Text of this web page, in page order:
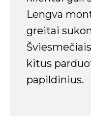
Lengva
greitai
kitus
papildinius.